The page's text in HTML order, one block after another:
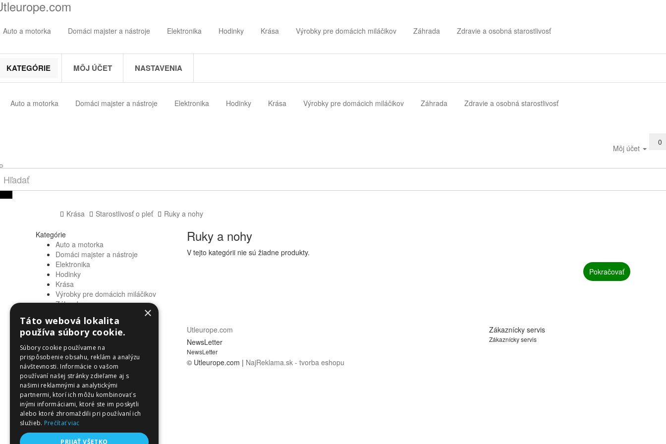
Auto a motorka Domáci majster a nástroje Elektronika Hodinky Krása Výrobky pre domácich miláčikov Záhrada Zdravie a osobná starostlivosť
KATEGÓRIE MÔJ ÚČET NASTAVENIA
Auto a motorka Domáci majster a nástroje Elektronika Hodinky Krása Výrobky pre domácich miláčikov Záhrada Zdravie a osobná starostlivosť
0
Môj účet
Krása Starostlivosť o pleť Ruky a nohy
Kategórie
Auto a motorka
Domáci majster a nástroje
Elektronika
Hodinky
Krása
Výrobky pre domácich miláčikov
Záhrada
Zdravie a osobná starostlivosť
Ruky a nohy
V tejto kategórii nie sú žiadne produkty.
Pokračovať
Informácie
Utleurope.com
NewsLetter
NewsLetter
Zákaznícky servis
Zákaznícky servis
© Utleurope.com | NajReklama.sk - tvorba eshopu
×
Táto webová lokalita
používa súbory cookie.
Súbory cookie používame na
prispôsobenie obsahu, reklám a analýzu
návštevnosti. Informácie o vašom
používaní našej stránky zdieľame aj s
našimi reklamnými a analytickými
partnermi, ktorí ich môžu kombinovať s
inými informáciami, ktoré ste im poskytli
alebo ktoré zhromaždili pri používaní ich
služieb. Prečítať viac
PRIJAŤ VŠETKO